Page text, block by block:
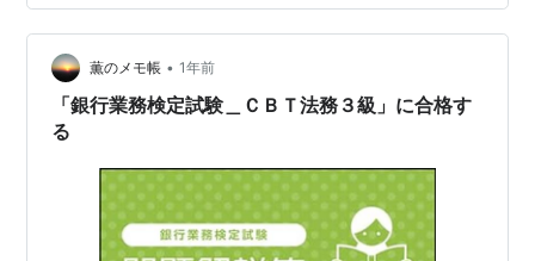
漬けで片づけてしまい、継続的学習習慣の確立という目
的はほとんど達成できなかった。 正直、このメモブログ
の作成の方がよほど目的に寄与しているくらいである。
そこで、「継続的な学習習慣の確立」を目的とする資格
取得はやめること…
薫のメモ帳 • 1年前
「銀行業務検定試験＿ＣＢＴ法務３級」に合格す
る